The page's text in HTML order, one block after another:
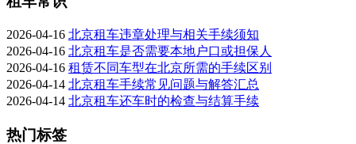
2026-04-16 北京租车违章处理与相关手续须知
2026-04-16 北京租车是否需要本地户口或担保人
2026-04-16 租赁不同车型在北京所需的手续区别
2026-04-14 北京租车手续常见问题与解答汇总
2026-04-14 北京租车还车时的检查与结算手续
热门标签